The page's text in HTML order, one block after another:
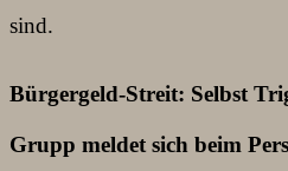
sind.
Bürgergeld-Streit: Selbst
Grupp meldet sich beim